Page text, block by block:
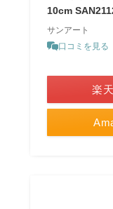
10cm
サンアート
口コミを見る
楽